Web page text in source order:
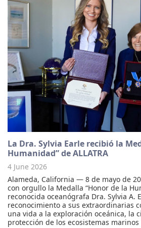
La Dra. Sylvia Earle recibió la
Humanidad” de ALLATRA
4 June 2026
Alameda, California — 8 de mayo de
con orgullo la Medalla “Honor de la
reconocida oceanógrafa Dra. Sylvia A.
reconocimiento a sus extraordinarias
una vida a la exploración oceánica, la
protección de los ecosistemas